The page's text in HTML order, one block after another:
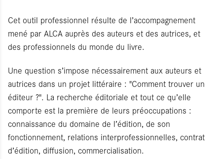
Cet outil professionnel résulte de l’accompagnement
mené par ALCA auprès des auteurs et des autrices, et
des professionnels du monde du livre.
Une question s’impose nécessairement aux auteurs et
autrices dans un projet littéraire : "Comment trouver un
éditeur ?". La recherche éditoriale et tout ce qu’elle
comporte est la première de leurs préoccupations :
connaissance du domaine de l’édition, de son
fonctionnement, relations interprofessionnelles, contrat
d’édition, diffusion, commercialisation.